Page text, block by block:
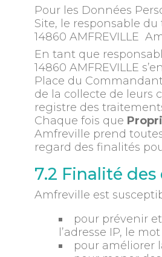
Pour les Données
Site, le responsable
14860 AMFREVILLE
En tant que
14860 AMFREVILLE
Place du
de la collecte de leurs
registre des
Chaque fois que
Amfreville prend
regard des finalités
7.2 Finalité
Amfreville est
pour prévenir
l’adresse IP, le
pour améliorer